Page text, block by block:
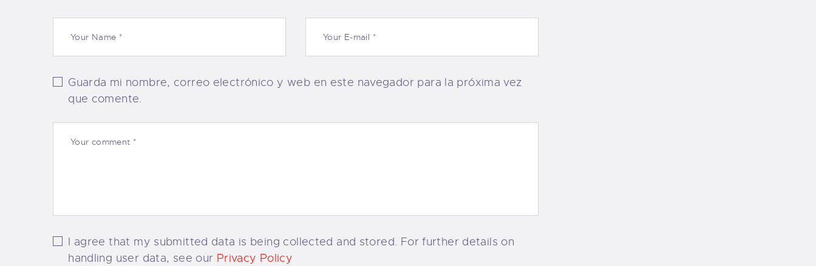
Guarda mi nombre, correo electrónico y web en este navegador para la próxima vez
que comente.
I agree that my submitted data is being collected and stored. For further details on
handling user data, see our Privacy Policy